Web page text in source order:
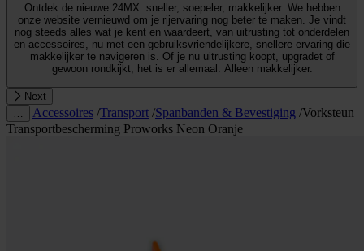
Ontdek de nieuwe 24MX: sneller, soepeler, makkelijker. We hebben
onze website vernieuwd om je rijervaring nog beter te maken. Je vindt
nog steeds alles wat je kent en waardeert, van uitrusting tot onderdelen
en accessoires, nu met een gebruiksvriendelijkere, snellere ervaring die
makkelijker te navigeren is. Of je nu uitrusting koopt, upgradet of
gewoon rondkijkt, het is er allemaal. Alleen makkelijker.
Next
Accessoires /Transport /Spanbanden & Bevestiging /Vorksteun
Transportbescherming Proworks Neon Oranje